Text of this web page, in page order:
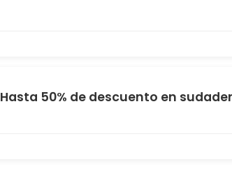
Hasta 50% de descuento en